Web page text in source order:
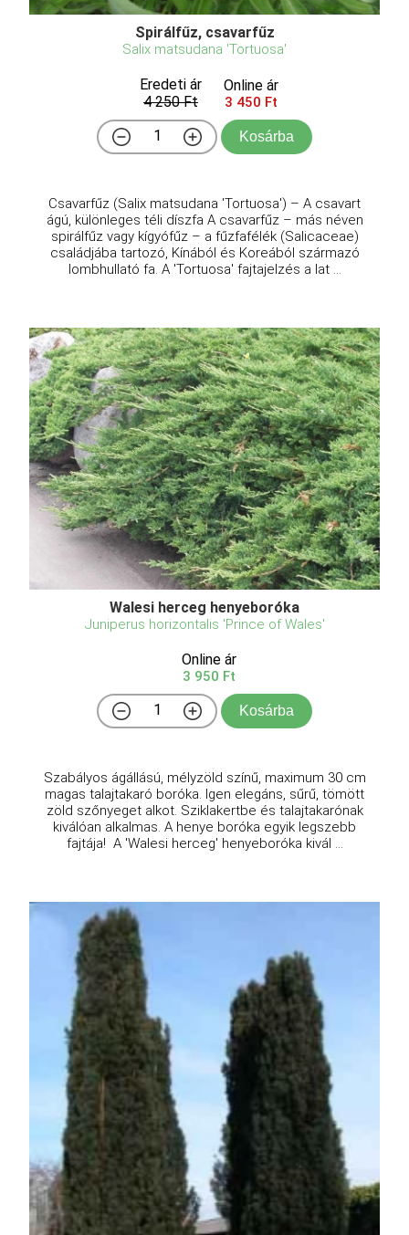
Spirálfűz, csavarfűz
Salix matsudana 'Tortuosa'
Eredeti ár
4 250 Ft
Online ár
3 450 Ft
Kosárba
Csavarfűz (Salix matsudana 'Tortuosa') – A csavart
ágú, különleges téli díszfa A csavarfűz – más néven
spirálfűz vagy kígyófűz – a fűzfafélék (Salicaceae)
családjába tartozó, Kínából és Koreából származó
lombhullató fa. A 'Tortuosa' fajtajelzés a lat ...
Walesi herceg henyeboróka
Juniperus horizontalis 'Prince of Wales'
Online ár
3 950 Ft
Kosárba
Szabályos ágállású, mélyzöld színű, maximum 30 cm
magas talajtakaró boróka. Igen elegáns, sűrű, tömött
zöld szőnyeget alkot. Sziklakertbe és talajtakarónak
kiválóan alkalmas. A henye boróka egyik legszebb
fajtája! A 'Walesi herceg' henyeboróka kivál ...